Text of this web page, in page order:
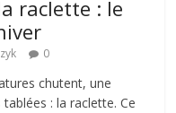
raclette : le
0
chutent, une
: la raclette. Ce